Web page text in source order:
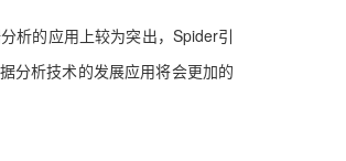
析的应用上较为突出， Spider引
分析技术的发展应用将会更加的